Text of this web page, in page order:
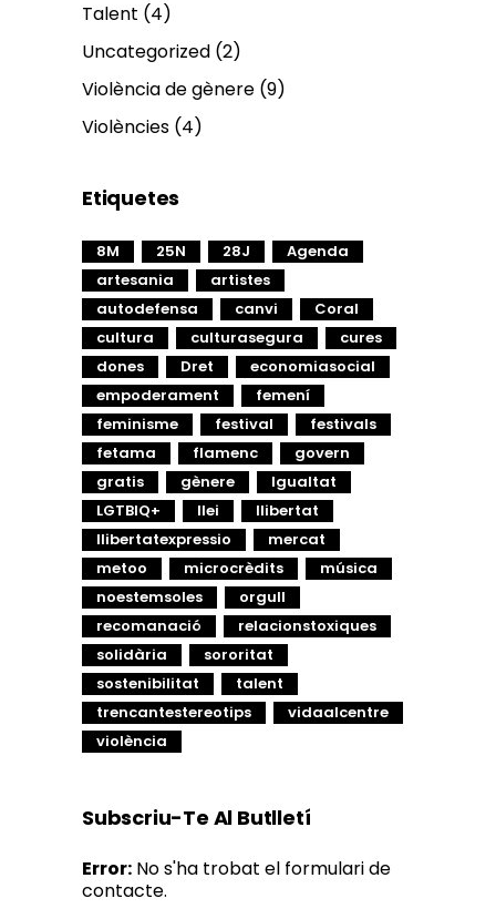
Talent (4)
Uncategorized (2)
Violència de gènere (9)
Violències (4)
Etiquetes
8M 25N 28J
Agenda
artesania
artistes
autodefensa
canvi
Coral
cultura
culturasegura
cures
dones
Dret
economiasocial
empoderament
femení
feminisme
festival
festivals
fetama
flamenc
govern
gratis
gènere
Igualtat
LGTBIQ+
llei
llibertat
llibertatexpressio
mercat
metoo
microcrèdits
música
noestemsoles
orgull
recomanació
relacionstoxiques
solidària
sororitat
sostenibilitat
talent
trencantestereotips
vidaalcentre
violència
Subscriu-Te Al Butlletí
Error: No s'ha trobat el formulari de
contacte.